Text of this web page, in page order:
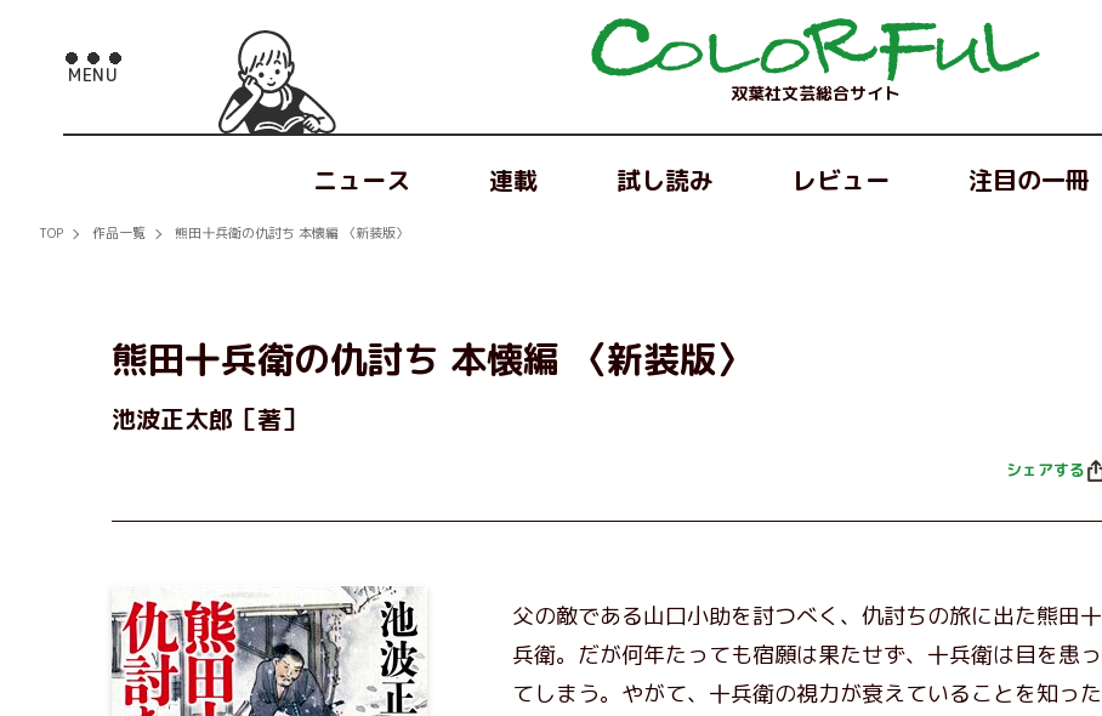
双葉社文芸総合サイト
ニュース 連載 試し読み レビュー 注目の一冊
TOP 作品一覧 熊田十兵衛の仇討ち 本懐編 〈新装版〉
熊田十兵衛の仇討ち 本懐編 〈新装版〉
池波正太郎［著］
シェアする
父の敵である山口小助を討つべく、仇討ちの旅に出た熊田十
兵衛。だが何年たっても宿願は果たせず、十兵衛は目を患っ
てしまう。やがて、十兵衛の視力が衰えていることを知った